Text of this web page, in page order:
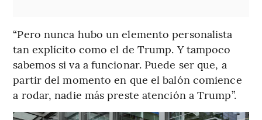
“Pero nunca hubo un elemento personalista
tan explícito como el de Trump. Y tampoco
sabemos si va a funcionar. Puede ser que, a
partir del momento en que el balón comience
a rodar, nadie más preste atención a Trump”.